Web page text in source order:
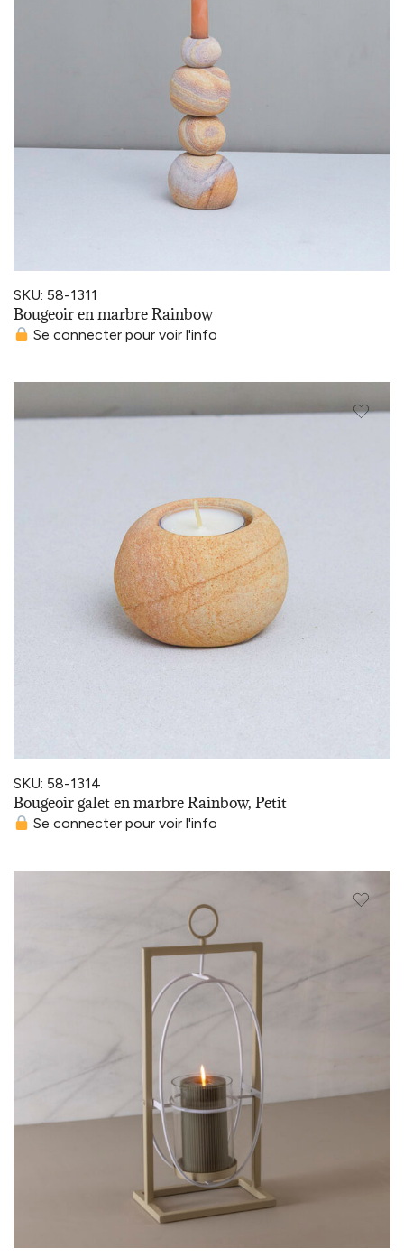
SKU: 58-1311
Bougeoir en marbre Rainbow
Se connecter pour voir l'info
SKU: 58-1314
Bougeoir galet en marbre Rainbow, Petit
Se connecter pour voir l'info